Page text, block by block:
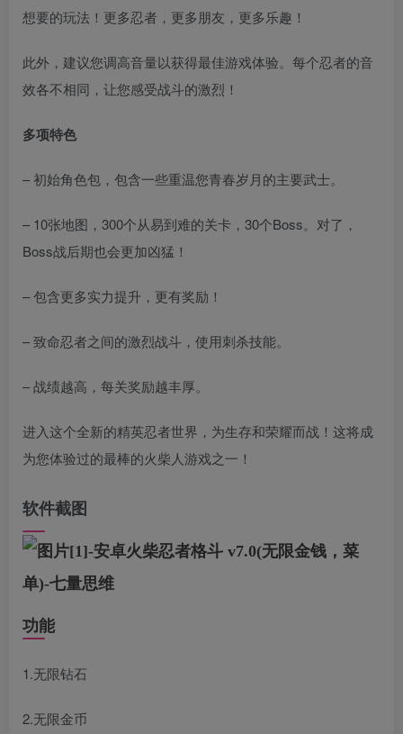
想要的玩法！更多忍者，更多朋友，更多乐趣！
此外，建议您调高音量以获得最佳游戏体验。每个忍者的音
效各不相同，让您感受战斗的激烈！
多项特色
– 初始角色包，包含一些重温您青春岁月的主要武士。
– 10张地图，300个从易到难的关卡，30个Boss。对了，
Boss战后期也会更加凶猛！
– 包含更多实力提升，更有奖励！
– 致命忍者之间的激烈战斗，使用刺杀技能。
– 战绩越高，每关奖励越丰厚。
进入这个全新的精英忍者世界，为生存和荣耀而战！这将成
为您体验过的最棒的火柴人游戏之一！
软件截图
功能
1.无限钻石
2.无限金币